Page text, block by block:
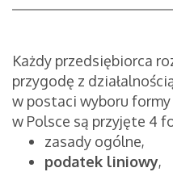
Każdy przedsiębiorca
przygodę z
w postaci wyboru
w Polsce są przyjęte 4
zasady ogólne,
podatek liniowy,